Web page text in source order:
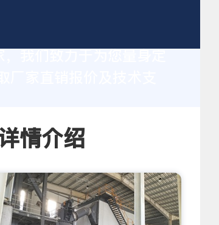
家直销报价及技术支
情介绍